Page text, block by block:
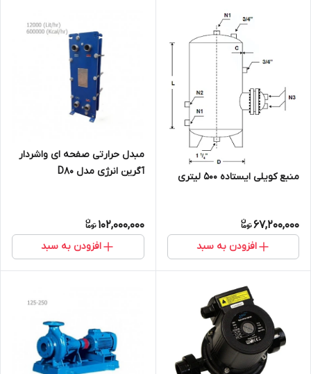
منبع کویلی ایستاده 500 لیتری
67,200,000
افزودن به سبد
مبدل حرارتی صفحه ای واشردار
آگرین انرژی مدل D80
102,000,000
افزودن به سبد